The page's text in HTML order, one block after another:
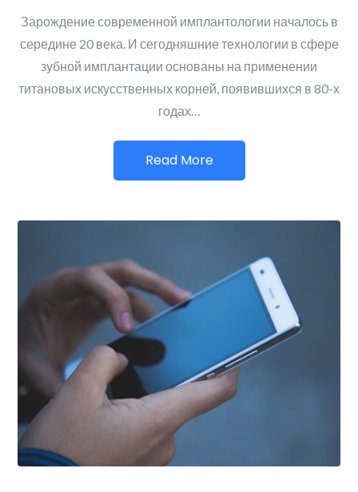
Зарождение современной имплантологии началось в
середине 20 века. И сегодняшние технологии в сфере
зубной имплантации основаны на применении
титановых искусственных корней, появившихся в 80-х
годах…
Read More